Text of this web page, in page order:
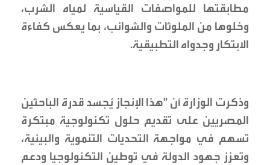
مطابقتها للمواصفات القياسية لمياه الشرب،
وخلوها من الملوثات والشوائب، بما يعكس كفاءة
الابتكار وجدواه التطبيقية.
وذكرت الوزارة أن "هذا الإنجاز يُجسد قدرة الباحثين
المصريين على تقديم حلول تكنولوجية مبتكرة
تسهم في مواجهة التحديات التنموية والبيئية،
وتعزز جهود الدولة في توطين التكنولوجيا ودعم